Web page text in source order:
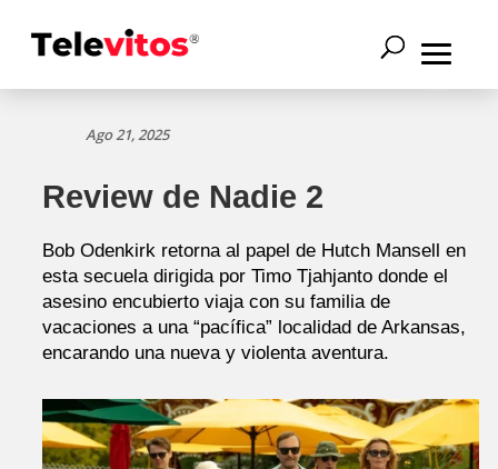
Ago 21, 2025
Review de Nadie 2
Bob Odenkirk retorna al papel de Hutch Mansell en
esta secuela dirigida por Timo Tjahjanto donde el
asesino encubierto viaja con su familia de
vacaciones a una “pacífica” localidad de Arkansas,
encarando una nueva y violenta aventura.